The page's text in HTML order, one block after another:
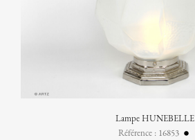
Lampe HUNEBELLE
Référence : 16853